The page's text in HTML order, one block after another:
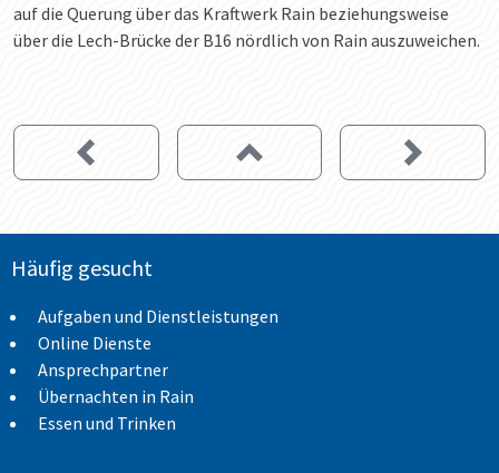
auf die Querung über das Kraftwerk Rain beziehungsweise
über die Lech-Brücke der B16 nördlich von Rain auszuweichen.
Häufig gesucht
Aufgaben und Dienstleistungen
Online Dienste
Ansprechpartner
Übernachten in Rain
Essen und Trinken